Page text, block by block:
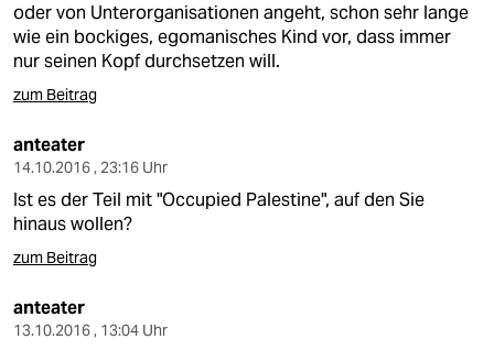
oder von Unterorganisationen angeht, schon sehr lange
wie ein bockiges, egomanisches Kind vor, dass immer
nur seinen Kopf durchsetzen will.
zum Beitrag
anteater
14.10.2016 , 23:16 Uhr
Ist es der Teil mit "Occupied Palestine", auf den Sie
hinaus wollen?
zum Beitrag
anteater
13.10.2016 , 13:04 Uhr